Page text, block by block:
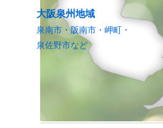
大阪泉州地域
泉南市・阪南市・岬町・
泉佐野市など